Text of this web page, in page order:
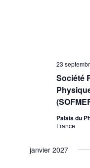
Société
23
Palais du
France
janvier 2027